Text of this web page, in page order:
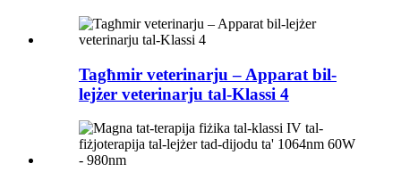
Tagħmir veterinarju – Apparat bil-
lejżer veterinarju tal-Klassi 4